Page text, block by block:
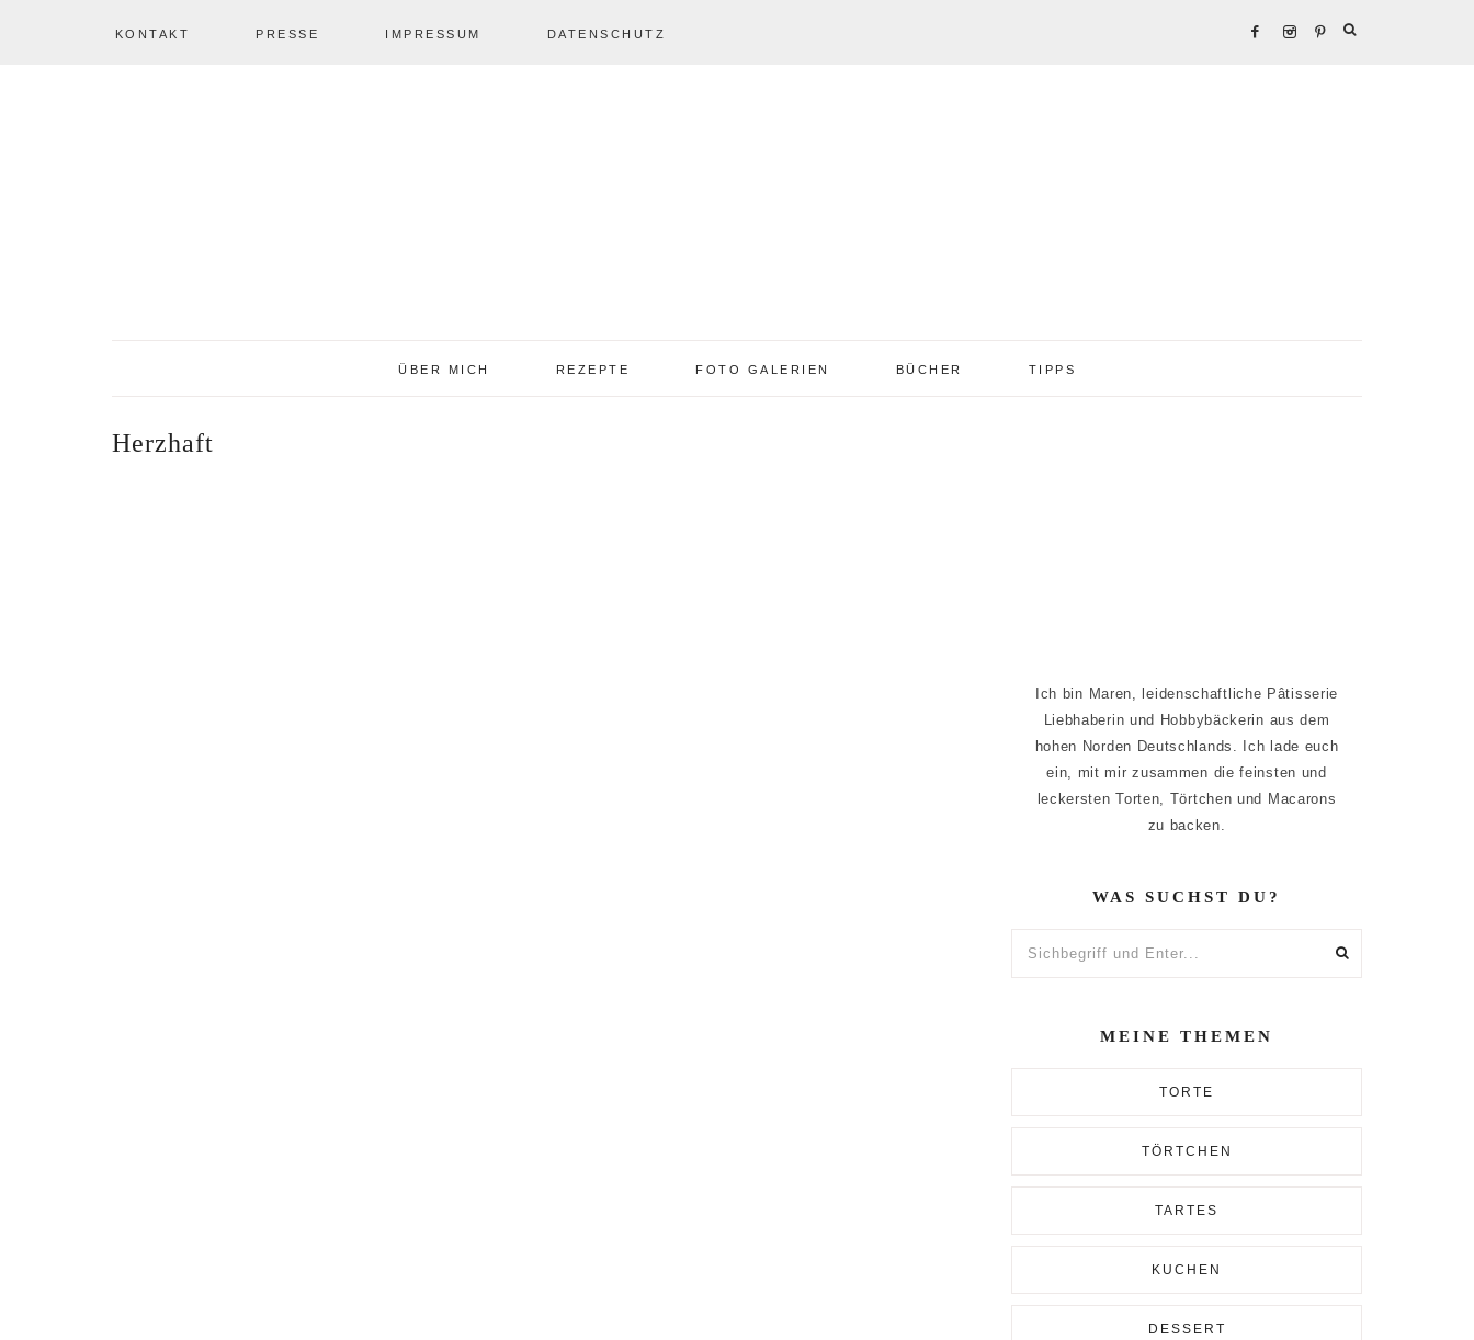
KONTAKT PRESSE IMPRESSUM DATENSCHUTZ
ÜBER MICH REZEPTE FOTO GALERIEN BÜCHER TIPPS
Herzhaft
Ich bin Maren, leidenschaftliche Pâtisserie
Liebhaberin und Hobbybäckerin aus dem
hohen Norden Deutschlands. Ich lade euch
ein, mit mir zusammen die feinsten und
leckersten Torten, Törtchen und Macarons
zu backen.
WAS SUCHST DU?
MEINE THEMEN
TORTE
TÖRTCHEN
TARTES
KUCHEN
DESSERT